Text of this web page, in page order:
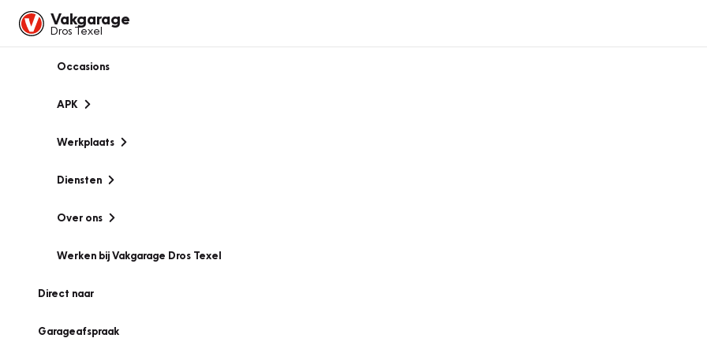
Vakgarage
Dros Texel
Occasions
APK
Werkplaats
Diensten
Over ons
Werken bij Vakgarage Dros Texel
Direct naar
Garageafspraak